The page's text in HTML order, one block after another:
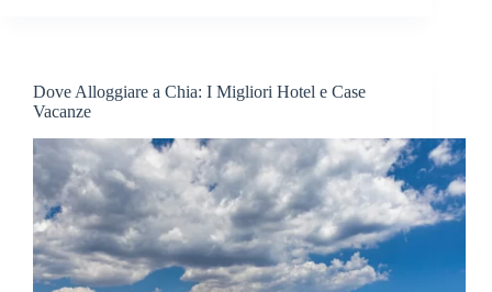
del
Dove Alloggiare a Chia: I Migliori Hotel e Case
Vacanze